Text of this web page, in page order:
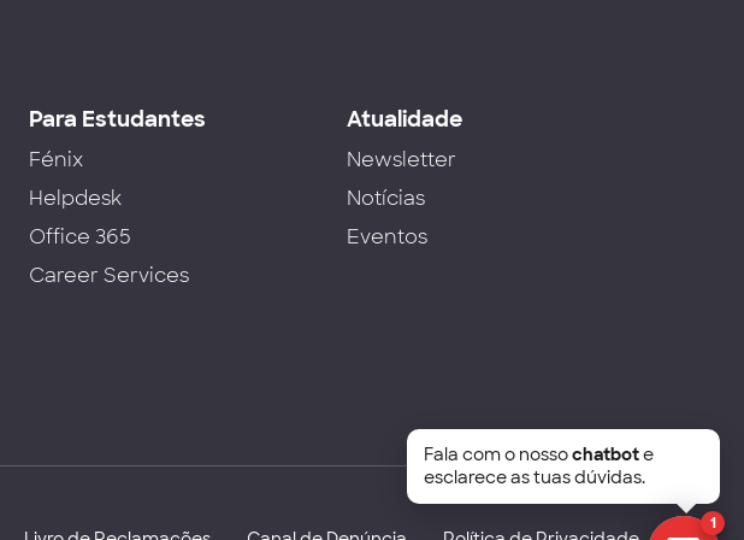
Para Estudantes
Fénix
Helpdesk
Office 365
Career Services
Atualidade
Newsletter
Notícias
Eventos
1
Fala com o nossochatbote
esclarece as tuas dúvidas.